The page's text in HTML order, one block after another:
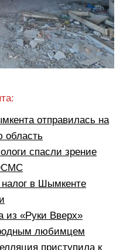
отправилась на
область
спасли зрение
в Шымкенте
из «Руки Вверх»
любимцем
приступила к